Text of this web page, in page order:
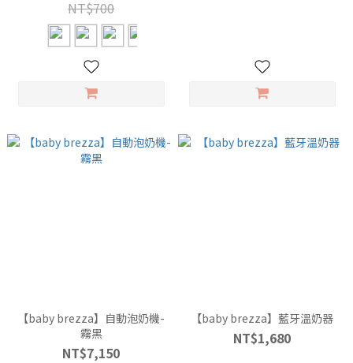
NT$700
【baby brezza】自動泡奶機-
霧黑
NT$7,150
【baby brezza】藍牙溫奶器
NT$1,680